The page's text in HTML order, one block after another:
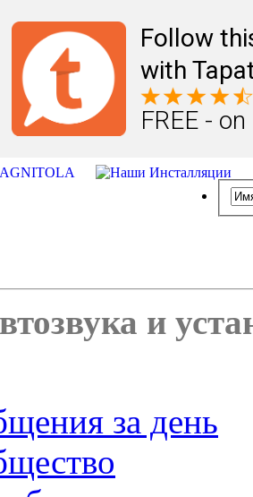
Follow
with
FREE -
и
за день